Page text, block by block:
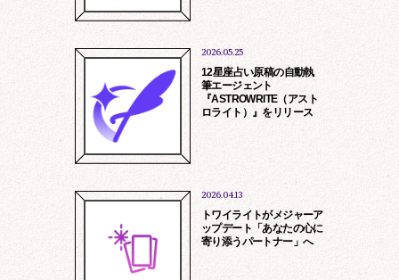
情報提供、サービス提供
お問い合わせに対する回答、アフターサ
商品の発送、資料等の送付
当社及び第三者よりの商品、サービスの
ご案内、勧誘
マーケティング調査、分析
他、各サービス個別に定める目的のため
toiawase@rockme.co.jp
2026.05.25
12星座占い原稿の自動執
筆エージェント
『ASTROWRITE（アスト
ロライト）』をリリース
2026.04.13
トワイライトがメジャーア
ップデート「あなたの心に
寄り添うパートナー」へ